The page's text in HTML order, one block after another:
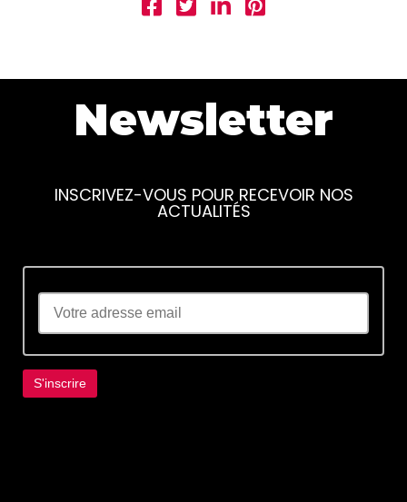
Newsletter
INSCRIVEZ-VOUS POUR RECEVOIR NOS
ACTUALITÉS